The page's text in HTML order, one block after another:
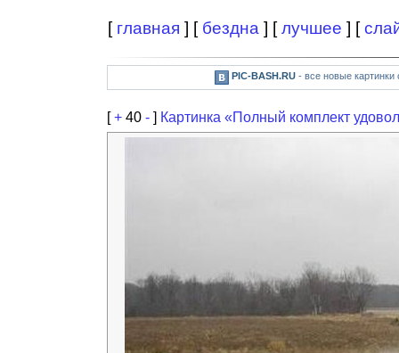
[ главная ] [ бездна ] [лучшее ] [
PIC-BASH.RU- все новые картинки
[+ 40 - ] Картинка «Полный комплект